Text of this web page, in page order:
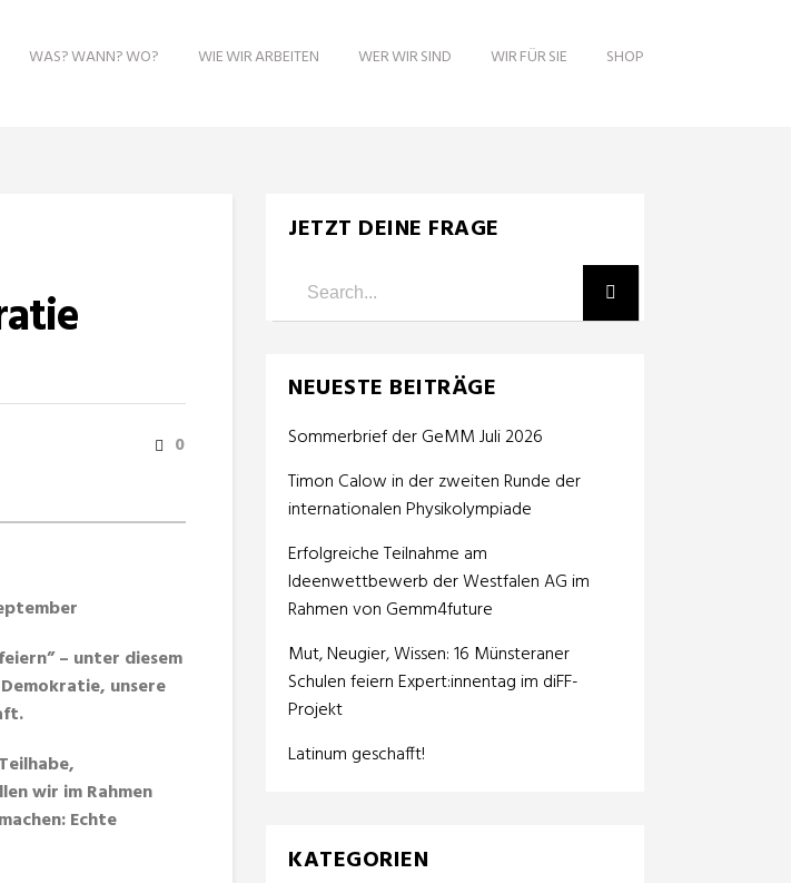
WAS? WANN? WO? WIE WIR ARBEITEN WER WIR SIND WIR FÜR SIE SHOP
0
– unter diesem
unsere
wir im Rahmen
Echte
JETZT DEINE FRAGE
NEUESTE BEITRÄGE
Sommerbrief der GeMM Juli 2026
Timon Calow in der zweiten Runde der
internationalen Physikolympiade
Erfolgreiche Teilnahme am
Ideenwettbewerb der Westfalen AG im
Rahmen von Gemm4future
Mut, Neugier, Wissen: 16 Münsteraner
Schulen feiern Expert:innentag im diFF-
Projekt
Latinum geschafft!
KATEGORIEN